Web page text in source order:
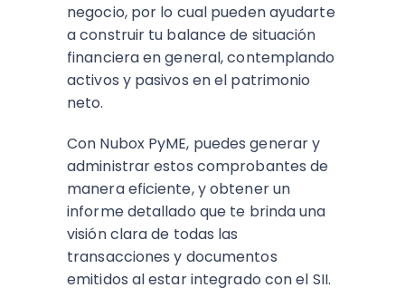
negocio, por lo cual pueden ayudarte
a construir tu balance de situación
financiera en general, contemplando
activos y pasivos en el patrimonio
neto.
Con Nubox PyME, puedes generar y
administrar estos comprobantes de
manera eficiente, y obtener un
informe detallado que te brinda una
visión clara de todas las
transacciones y documentos
emitidos al estar integrado con el SII.